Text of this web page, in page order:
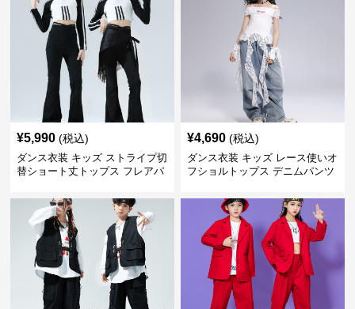
¥5,990 (税込)
ダンス衣装 キッズ ストライプ切
替ショート丈トップス フレアパ
¥4,690 (税込)
ダンス衣装 キッズ レース使いオ
フショルトップス デニムパンツ